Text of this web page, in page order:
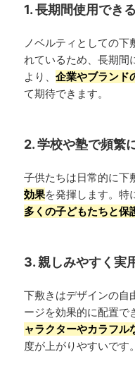
1. 長期間使用できる
ノベルティとしての下
れているため、長期間
より、企業やブランド
て期待できます。
2. 学校や塾で頻繁
子供たちは日常的に下
効果を発揮します。特
多くの子どもたちと保
3. 親しみやすく実
下敷きはデザインの自
ージを効果的に配置で
ャラクターやカラフル
度が上がりやすいです。